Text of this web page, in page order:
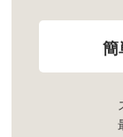
簡